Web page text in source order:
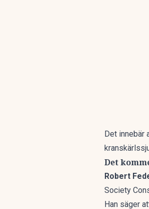
Det innebär
Det
Robert
Society
Han säger